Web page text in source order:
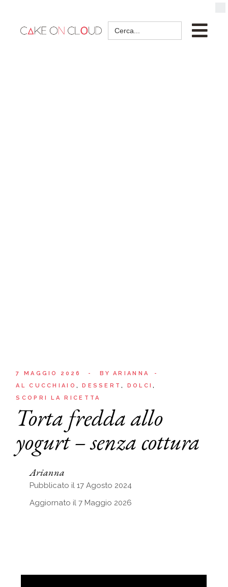
Search
for:
7 MAGGIO 2026 BY
ARIANNA
AL CUCCHIAIO
DESSERT
DOLCI
SCOPRI LA RICETTA
Torta fredda allo
yogurt – senza cottura
Arianna
Pubblicato il 17 Agosto 2024
Aggiornato il 7 Maggio 2026